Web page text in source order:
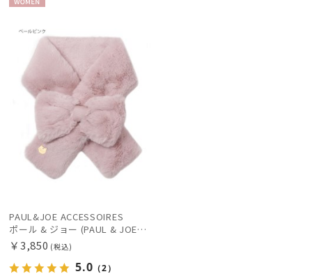
カラー
価格・割引率
在庫表示
PAUL&JOE ACCESSOIRES
ポール & ジョー (PAUL & JOE ACCESSOIRES) 無地【公式ムーンバット】 マフラー ティペット リボン フェイクファー ブランド プレゼント ギフト
￥3,850 (税込)
5.0 （2）